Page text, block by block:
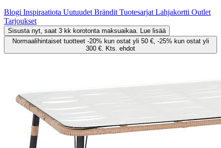
Blogi Inspiraatiota Uutuudet Brändit Tuotesarjat Lahjakortti Outlet
Tarjoukset
Sisusta nyt, saat 3 kk korotonta maksuaikaa. Lue lisää
Normaalihintaiset tuotteet -20% kun ostat yli 50 €, -25% kun ostat yli
300 €. Kts. ehdot